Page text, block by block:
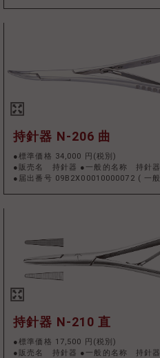
持針器 N-206 曲
●標準価格 34,000 円(税別)
●販売名 持針器 ●一般的名称 持針器
●届出番号 09B2X00010000072 ( 一般
持針器 N-210 直
●標準価格 17,500 円(税別)
●販売名 持針器 ●一般的名称 持針器